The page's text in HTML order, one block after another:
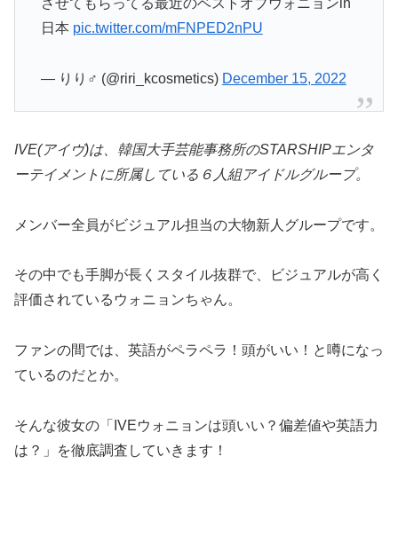
日本 pic.twitter.com/mFNPED2nPU
— りり‍♂️ (@riri_kcosmetics) December 15, 2022
IVE(アイヴ)は、韓国大手芸能事務所のSTARSHIPエンタ
ーテイメントに所属している６人組アイドルグループ。
メンバー全員がビジュアル担当の大物新人グループです。
その中でも手脚が長くスタイル抜群で、ビジュアルが高く
評価されているウォニョンちゃん。
ファンの間では、英語がペラペラ！頭がいい！と噂になっ
ているのだとか。
そんな彼女の「IVEウォニョンは頭いい？偏差値や英語力
は？」を徹底調査していきます！